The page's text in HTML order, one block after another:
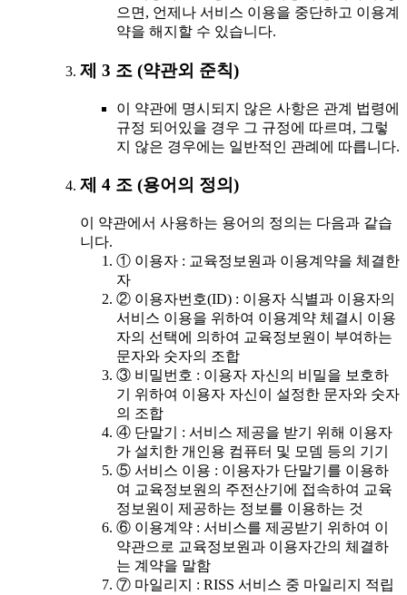
으면, 언제나 서비스 이용을 중단하고 이용계
약을 해지할 수 있습니다.
제 3 조 (약관외 준칙)
이 약관에 명시되지 않은 사항은 관계 법령에
규정 되어있을 경우 그 규정에 따르며, 그렇
지 않은 경우에는 일반적인 관례에 따릅니다.
제 4 조 (용어의 정의)
이 약관에서 사용하는 용어의 정의는 다음과 같습
니다.
① 이용자 : 교육정보원과 이용계약을 체결한
자
② 이용자번호(ID) : 이용자 식별과 이용자의
서비스 이용을 위하여 이용계약 체결시 이용
자의 선택에 의하여 교육정보원이 부여하는
문자와 숫자의 조합
③ 비밀번호 : 이용자 자신의 비밀을 보호하
기 위하여 이용자 자신이 설정한 문자와 숫자
의 조합
④ 단말기 : 서비스 제공을 받기 위해 이용자
가 설치한 개인용 컴퓨터 및 모뎀 등의 기기
⑤ 서비스 이용 : 이용자가 단말기를 이용하
여 교육정보원의 주전산기에 접속하여 교육
정보원이 제공하는 정보를 이용하는 것
⑥ 이용계약 : 서비스를 제공받기 위하여 이
약관으로 교육정보원과 이용자간의 체결하
는 계약을 말함
⑦ 마일리지 : RISS 서비스 중 마일리지 적립